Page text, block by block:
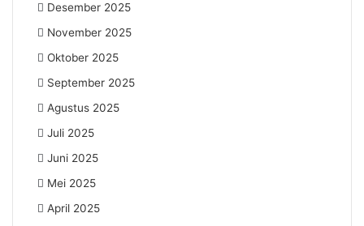
Desember 2025
November 2025
Oktober 2025
September 2025
Agustus 2025
Juli 2025
Juni 2025
Mei 2025
April 2025